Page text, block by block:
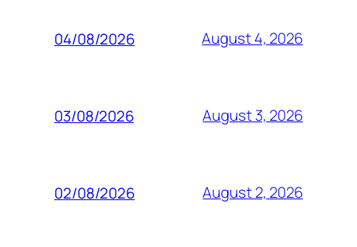
04/08/2026 August 4, 2026
03/08/2026 August 3, 2026
02/08/2026 August 2, 2026